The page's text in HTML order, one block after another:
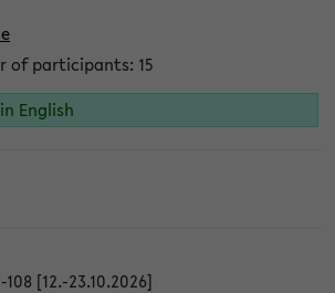
of participants: 15
English
[12.-23.10.2026]